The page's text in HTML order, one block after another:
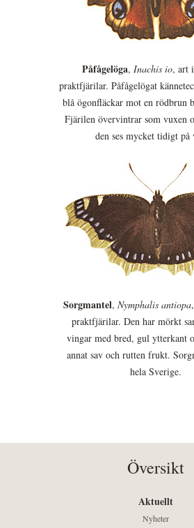
Påfågelöga, Inachis io, art
praktfjärilar. Påfågelögat
blå ögonfläckar mot en rödbrun
Fjärilen övervintrar som vuxen
den ses mycket tidigt på
Sorgmantel, Nymphalis antiopa
praktfjärilar. Den har mörkt
vingar med bred, gul ytterkant
annat sav och rutten frukt.
hela Sverige.
Översikt
Aktuellt
Nyheter